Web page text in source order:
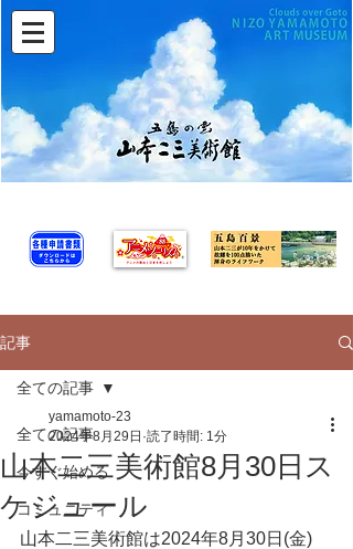
記事
全ての記事
今すぐ始める
コミュニティ
全ての記事
山本二三美術館8月30日ス
ケジュール
yamamoto-23
2024年8月29日 読了時間: 1分
山本二三美術館は2024年8月30日(金)